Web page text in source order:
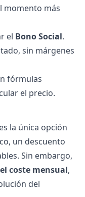
momento más
el Bono Social.
sin márgenes
fórmulas
el precio.
es la única opción
, un descuento
Sin embargo,
coste mensual,
del